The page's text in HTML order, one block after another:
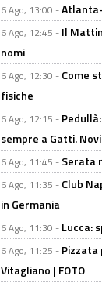
6 Ago, 13:00 -
6 Ago, 12:45 - Il
nomi
6 Ago, 12:30 - Come
fisiche
6 Ago, 12:15 -
sempre a Gatti.
6 Ago, 11:45 - Serata
6 Ago, 11:35 - Club
in Germania
6 Ago, 11:30 - Lucca:
6 Ago, 11:25 - Pizzata
Vitagliano | FOTO